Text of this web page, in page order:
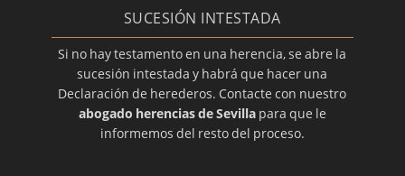
SUCESIÓN INTESTADA
Si no hay testamento en una herencia, se abre la
sucesión intestada y habrá que hacer una
Declaración de herederos. Contacte con nuestro
abogado herencias de Sevillapara que le
informemos del resto del proceso.